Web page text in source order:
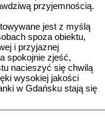
przyjemnością.
jest z myślą
spoza obiektu,
i przyjaznej
spokojnie zjeść,
nacieszyć się chwilą
wysokiej jakości
w Gdańsku stają się